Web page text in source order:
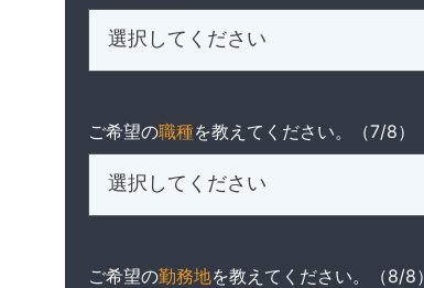
ご希望の職種を教えてください。（7/8）
ご希望の勤務地を教えてください。（8/8）